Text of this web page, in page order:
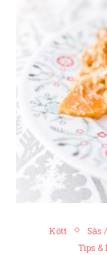
Kött Sås
Tips &